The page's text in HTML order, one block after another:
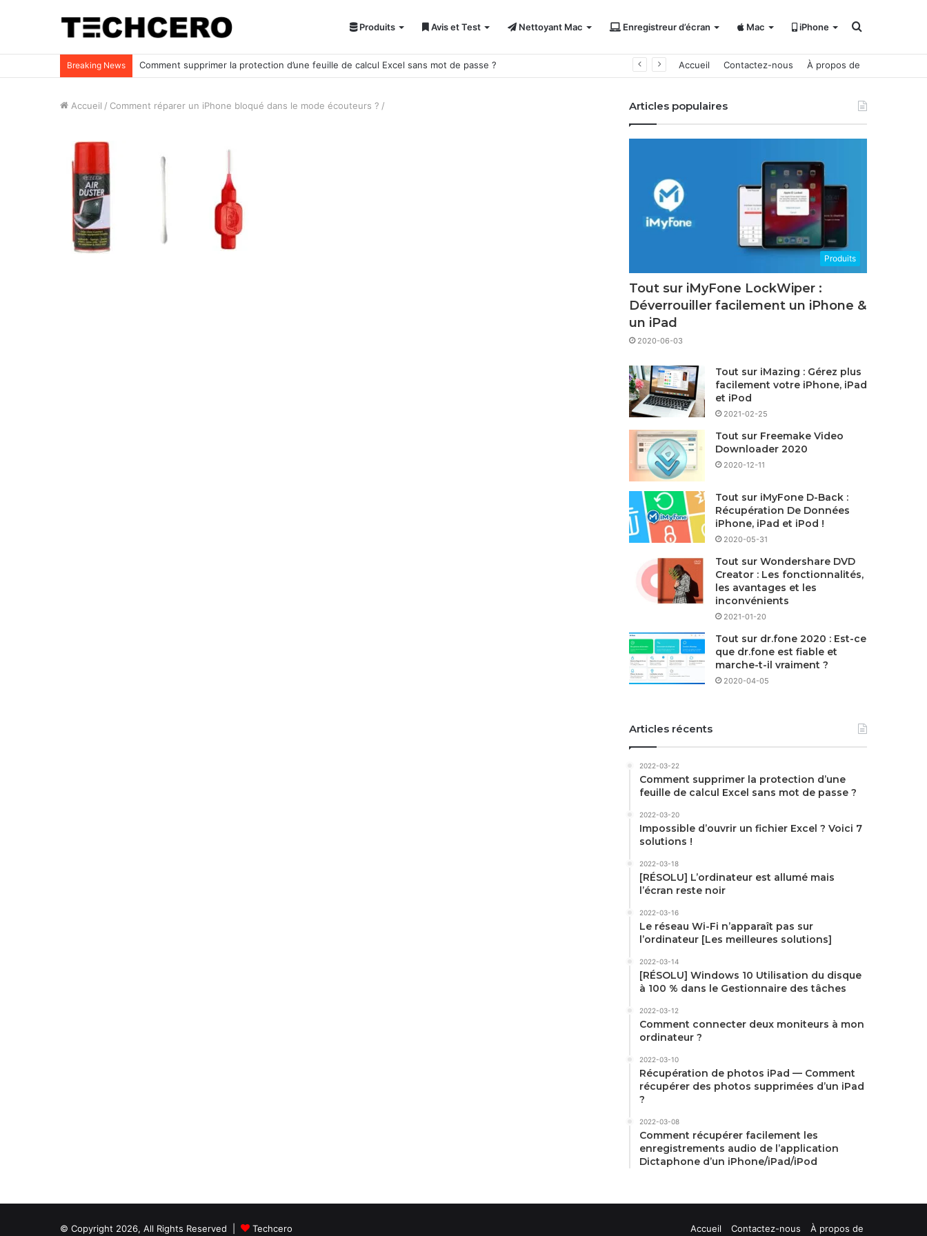
Produits Avis et Test Nettoyant Mac Enregistreur d’écran Mac iPhone Rechercher
Breaking News Impossible d’ouvrir un fichier Excel ? Voici 7 solutions ! Accueil Contactez-nous À propos de
Accueil / Comment réparer un iPhone bloqué dans le mode écouteurs ? / Articles populaires
Produits
Tout sur iMyFone LockWiper :
Déverrouiller facilement un iPhone &
un iPad
2020-06-03
Tout sur iMazing : Gérez plus
facilement votre iPhone, iPad
et iPod
2021-02-25
Tout sur Freemake Video
Downloader 2020
2020-12-11
Tout sur iMyFone D-Back :
Récupération De Données
iPhone, iPad et iPod !
2020-05-31
Tout sur Wondershare DVD
Creator : Les fonctionnalités,
les avantages et les
inconvénients
2021-01-20
Tout sur dr.fone 2020 : Est-ce
que dr.fone est fiable et
marche-t-il vraiment ?
2020-04-05
Articles récents
2022-03-22
Comment supprimer la protection d’une
feuille de calcul Excel sans mot de passe ?
2022-03-20
Impossible d’ouvrir un fichier Excel ? Voici 7
solutions !
2022-03-18
[RÉSOLU] L’ordinateur est allumé mais
l’écran reste noir
2022-03-16
Le réseau Wi-Fi n’apparaît pas sur
l’ordinateur [Les meilleures solutions]
2022-03-14
[RÉSOLU] Windows 10 Utilisation du disque
à 100 % dans le Gestionnaire des tâches
2022-03-12
Comment connecter deux moniteurs à mon
ordinateur ?
2022-03-10
Récupération de photos iPad — Comment
récupérer des photos supprimées d’un iPad
?
2022-03-08
Comment récupérer facilement les
enregistrements audio de l’application
Dictaphone d’un iPhone/iPad/iPod
© Copyright 2026, All Rights Reserved | Techcero Accueil Contactez-nous À propos de